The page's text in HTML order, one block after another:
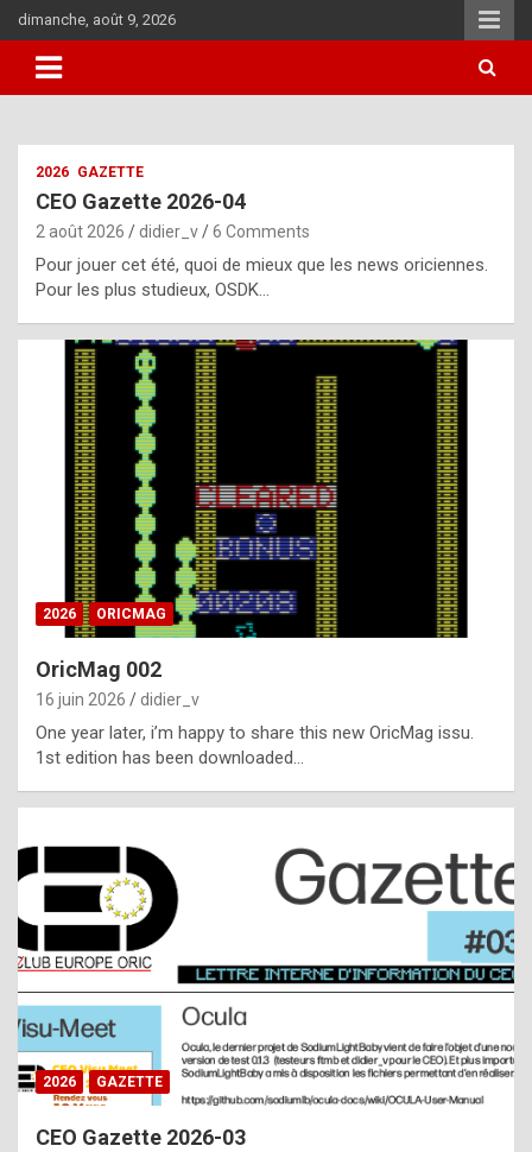
Skip
to
content
dimanche, août 9, 2026
i
u
l
y
d
i
ff
i
l
t
t
s
t
a
s
i
2026 GAZETTE
CEO Gazette 2026-04
2 août 2026 didier_v 6 Comments
Pour jouer cet été, quoi de mieux que les news oriciennes.
Pour les plus studieux, OSDK…
2026 ORICMAG
OricMag 002
16 juin 2026 didier_v
One year later, i’m happy to share this new OricMag issu.
1st edition has been downloaded…
2026 GAZETTE
CEO Gazette 2026-03